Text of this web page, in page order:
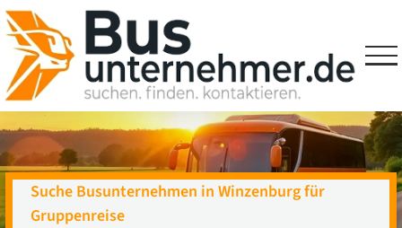
Skip
to
content
Suche Busunternehmen in Winzenburg für
Gruppenreise